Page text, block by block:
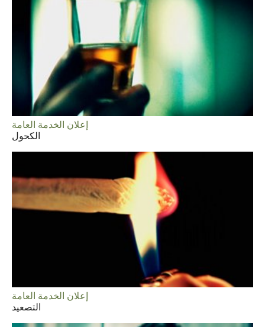
繁體中文 (Chinese)
Arabic
Nepali
Ukrainian
Turkish
إعلان الخدمة العامة
الكحول
إعلان الخدمة العامة
التصعيد